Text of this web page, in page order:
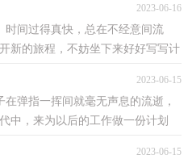
2023-06-16
得真快，总在不经意间流
新的旅程，不妨坐下来好好写写计
2023-06-15
一挥间就毫无声息的流逝，
中，来为以后的工作做一份计划
2023-06-15